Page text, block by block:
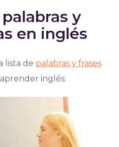
y
en inglés
lista de palabras y frases
inglés: